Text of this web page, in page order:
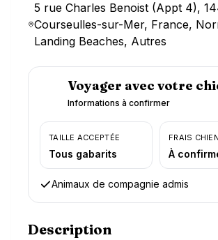
5 rue Charles Benoist (Appt 4),
Courseulles-sur-Mer, France,
Landing Beaches, Autres
Voyager avec votre
Informations à confirmer
TAILLE ACCEPTÉE
Tous gabarits
FRAIS CHIEN
À
Animaux de compagnie admis
Description